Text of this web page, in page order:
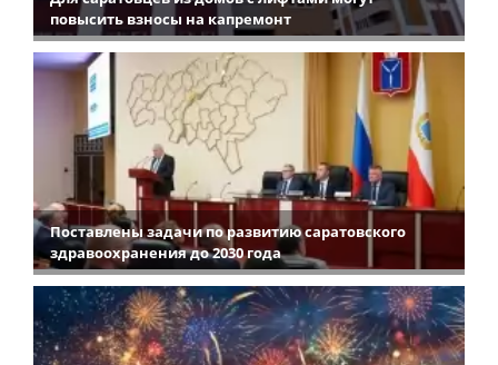
повысить взносы на капремонт
Поставлены задачи по развитию саратовского
здравоохранения до 2030 года